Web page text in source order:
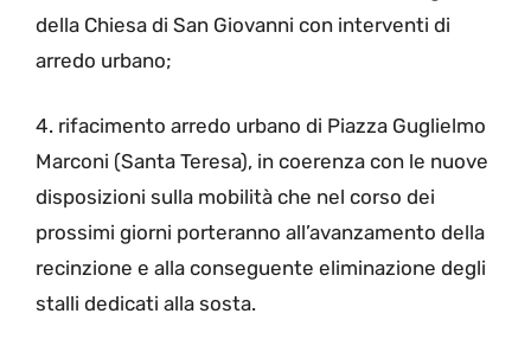
della Chiesa di San Giovanni con interventi di
arredo urbano;
4. rifacimento arredo urbano di Piazza Guglielmo
Marconi (Santa Teresa), in coerenza con le nuove
disposizioni sulla mobilità che nel corso dei
prossimi giorni porteranno all’avanzamento della
recinzione e alla conseguente eliminazione degli
stalli dedicati alla sosta.